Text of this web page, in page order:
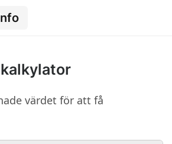
värdet för att få